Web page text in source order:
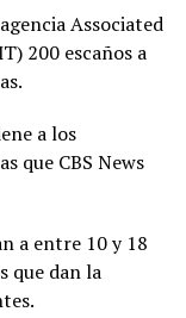
Associated
200 escaños a
a los
que CBS News
a entre 10 y 18
que dan la